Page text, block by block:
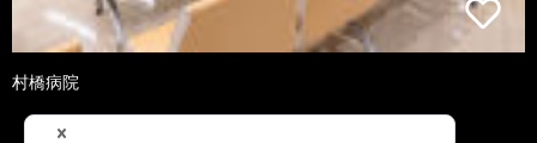
村橋病院